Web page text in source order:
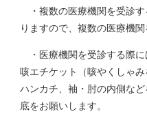
・複数の医療機関を受診す
りますので、複数の医療機
・医療機関を受診する際に
咳エチケット（咳やくしゃみ
ハンカチ、袖・肘の内側な
底をお願いします。